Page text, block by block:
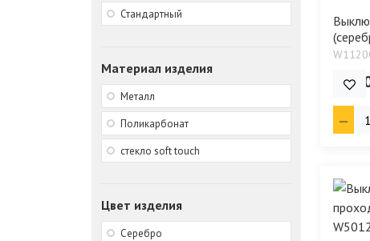
Стандартный
Материал изделия
Металл
Поликарбонат
стекло soft touch
Цвет изделия
Серебро